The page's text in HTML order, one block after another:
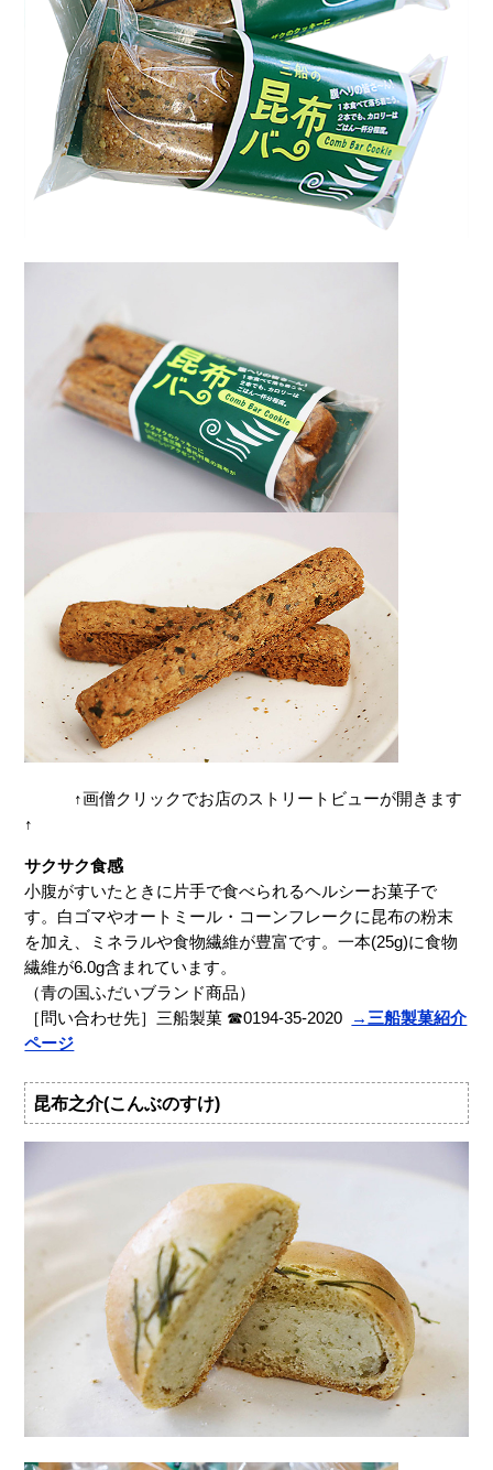
↑画僧クリックでお店のストリートビューが開きます
↑
サクサク食感
小腹がすいたときに片手で食べられるヘルシーお菓子で
す。白ゴマやオートミール・コーンフレークに昆布の粉末
を加え、ミネラルや食物繊維が豊富です。一本(25g)に食物
繊維が6.0g含まれています。
（青の国ふだいブランド商品）
［問い合わせ先］三船製菓 ☎0194-35-2020
→三船製菓紹介
ページ
昆布之介(こんぶのすけ)